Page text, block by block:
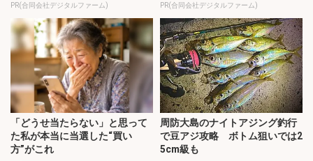
PR(合同会社デジタルファーム) PR(合同会社デジタルファーム)
「どうせ当たらない」と思って
た私が本当に当選した“買い
方”がこれ
周防大島のナイトアジング釣行
で豆アジ攻略 ボトム狙いでは2
5cm級も